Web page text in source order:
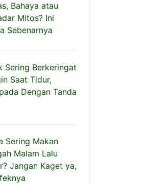
Bahaya atau
Mitos? Ini
Sebenarnya
Sering Berkeringat
Saat Tidur,
Dengan Tanda
Sering Makan
Malam Lalu
Jangan Kaget ya,